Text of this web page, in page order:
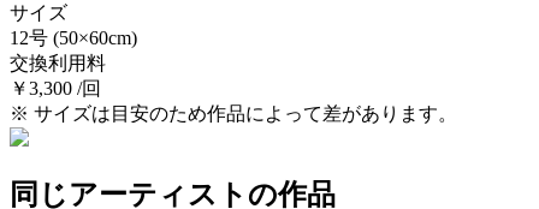
サイズ
12号 (50×60cm)
交換利用料
￥3,300 /回
※ サイズは目安のため作品によって差があります。
同じアーティストの作品